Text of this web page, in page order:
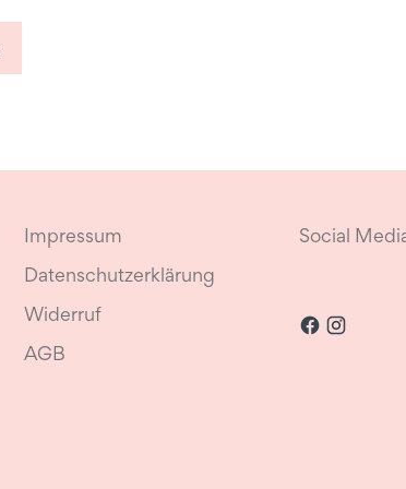
Impressum
Datenschutzerklärung
Widerruf
AGB
Social